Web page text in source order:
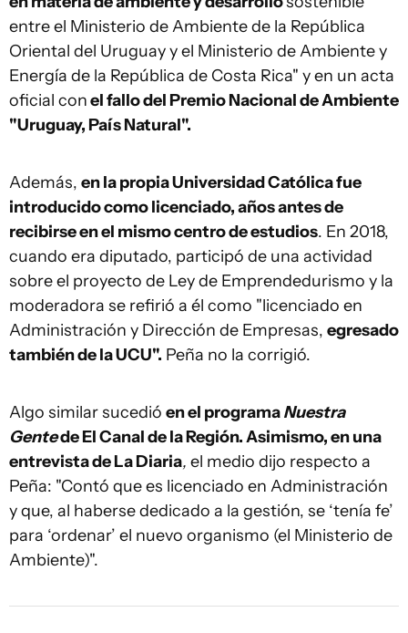
entre el Ministerio de Ambiente de la República
Oriental del Uruguay y el Ministerio de Ambiente y
Energía de la República de Costa Rica" y en un acta
oficial conel fallo del Premio Nacional de Ambiente
"Uruguay, País Natural".
Además, en la propia Universidad Católica fue
introducido como licenciado, años antes de
recibirse en el mismo centro de estudios. En 2018,
cuando era diputado, participó de una actividad
sobre el proyecto de Ley de Emprendedurismo y la
moderadora se refirió a él como "licenciado en
Administración y Dirección de Empresas, egresado
también de la UCU". Peña no la corrigió.
Algo similar sucedió en el programaNuestra
Gentede El Canal de la Región. Asimismo, en una
entrevista de La Diaria, el medio dijo respecto a
Peña: "Contó que es licenciado en Administración
y que, al haberse dedicado a la gestión, se ‘tenía fe’
para ‘ordenar’ el nuevo organismo (el Ministerio de
Ambiente)".